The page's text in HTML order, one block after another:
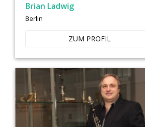
Brian Ladwig
Berlin
ZUM PROFIL